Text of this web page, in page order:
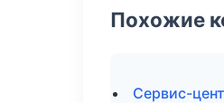
Похожие
Сервис-